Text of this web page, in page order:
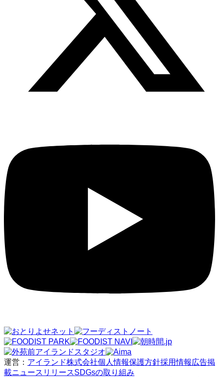
運営： アイランド株式会社個人情報保護方針採用情報 広告掲
載ニュースリリースSDGsの取り組み